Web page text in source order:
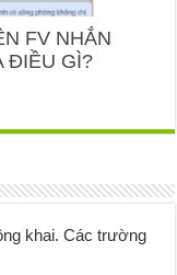
FV NHẮN
ĐIỀU GÌ?
khai. Các trường